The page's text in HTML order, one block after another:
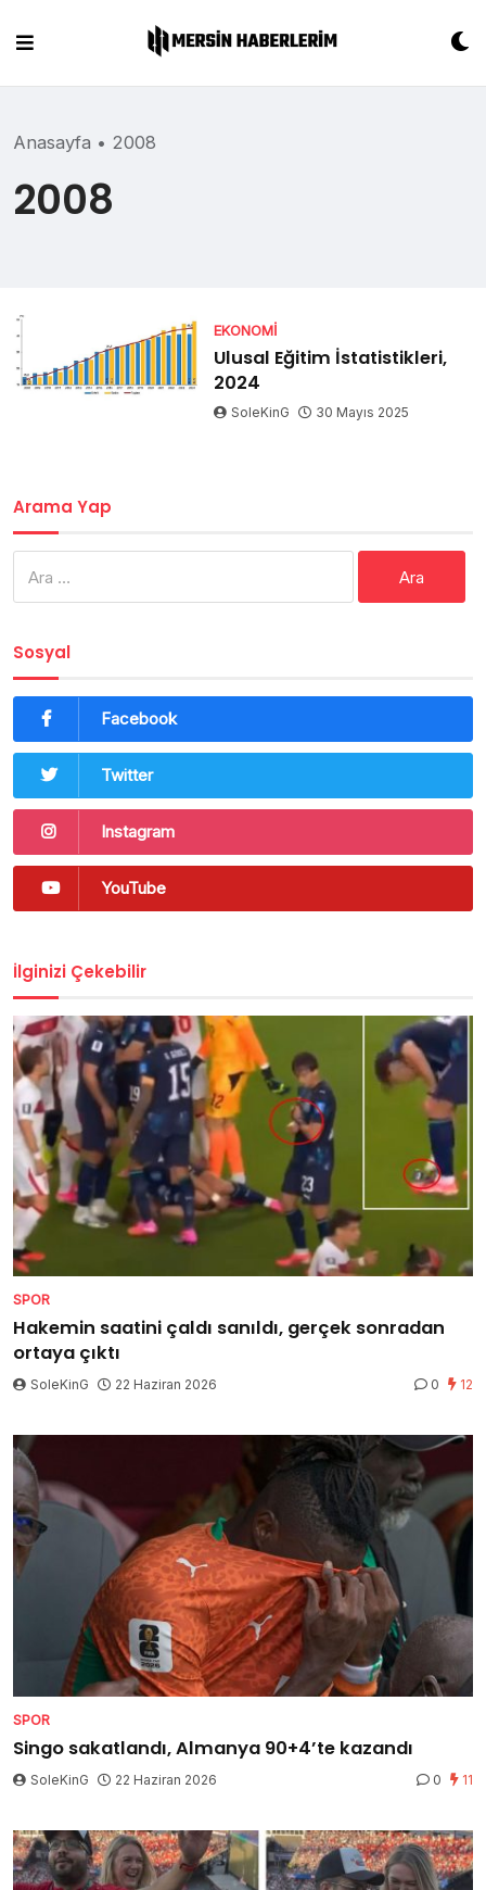
content
Anasayfa • 2008
2008
EKONOMI
Ulusal Eğitim İstatistikleri,
2024
SoleKinG 30 Mayıs 2025
Arama Yap
Sosyal
Facebook
Twitter
Instagram
YouTube
İlginizi Çekebilir
SPOR
Hakemin saatini çaldı sanıldı, gerçek sonradan
ortaya çıktı
SoleKinG 22 Haziran 2026 0 12
SPOR
Singo sakatlandı, Almanya 90+4’te kazandı
SoleKinG 22 Haziran 2026 0 11